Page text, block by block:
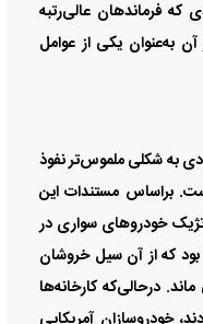
که فرماندهان عالی‌رتبه
به‌عنوان یکی از عوامل
به شکلی ملموس‌تر نفوذ
براساس مستندات این
استراتژیک خودرو‌های سواری در
بود که از آن سیل خروشان
دستگاه باقی ماند. درحالی‌که کارخانه‌ها